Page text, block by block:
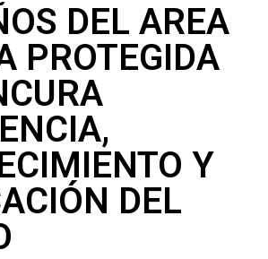
DEL AREA
PROTEGIDA
Y
DEL